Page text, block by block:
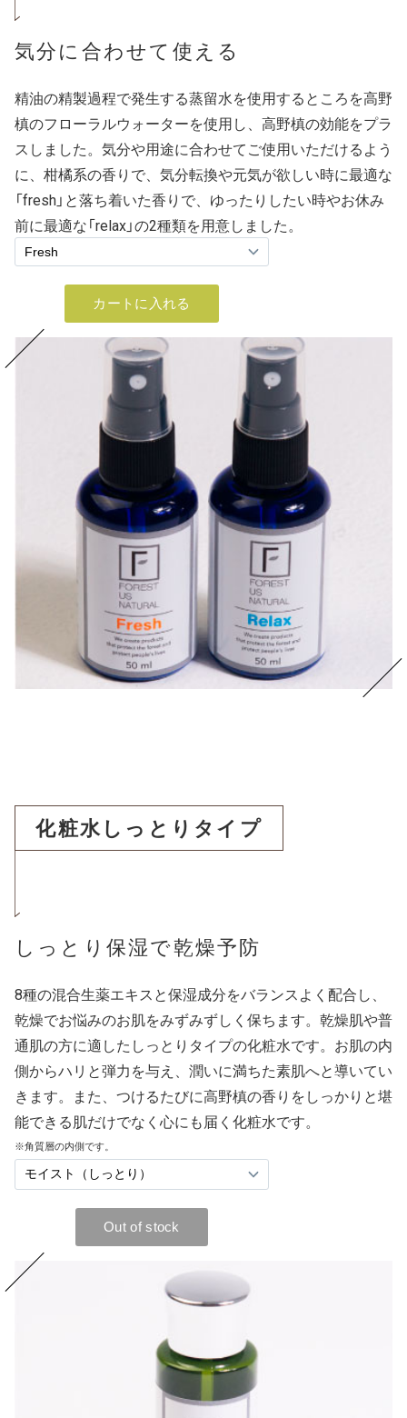
気分に合わせて使える
精油の精製過程で発生する蒸留水を使用するところを高野
槙のフローラルウォーターを使用し、高野槙の効能をプラ
スしました。気分や用途に合わせてご使用いただけるよう
に、柑橘系の香りで、気分転換や元気が欲しい時に最適な
「fresh」と落ち着いた香りで、ゆったりしたい時やお休み
前に最適な「relax」の2種類を用意しました。
化粧水しっとりタイプ
しっとり保湿で乾燥予防
8種の混合生薬エキスと保湿成分をバランスよく配合し、
乾燥でお悩みのお肌をみずみずしく保ちます。乾燥肌や普
通肌の方に適したしっとりタイプの化粧水です。お肌の内
側からハリと弾力を与え、潤いに満ちた素肌へと導いてい
きます。また、つけるたびに高野槙の香りをしっかりと堪
能できる肌だけでなく心にも届く化粧水です。
※角質層の内側です。